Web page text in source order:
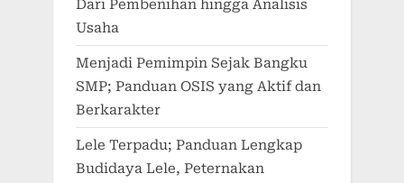
Dari Pembenihan hingga Analisis
Usaha
Menjadi Pemimpin Sejak Bangku
SMP; Panduan OSIS yang Aktif dan
Berkarakter
Lele Terpadu; Panduan Lengkap
Budidaya Lele, Peternakan